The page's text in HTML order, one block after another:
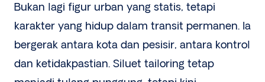
Bukan lagi figur urban yang statis, tetapi
karakter yang hidup dalam transit permanen. Ia
bergerak antara kota dan pesisir, antara kontrol
dan ketidakpastian. Siluet tailoring tetap